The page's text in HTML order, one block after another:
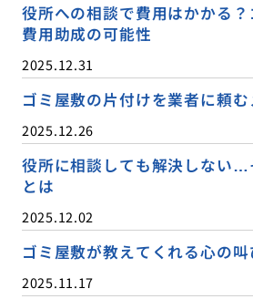
役所への相談で費用はかかる
費用助成の可能性
2025.12.31
ゴミ屋敷の片付けを業者に頼
2025.12.26
役所に相談しても解決しない…
とは
2025.12.02
ゴミ屋敷が教えてくれる心の叫
2025.11.17